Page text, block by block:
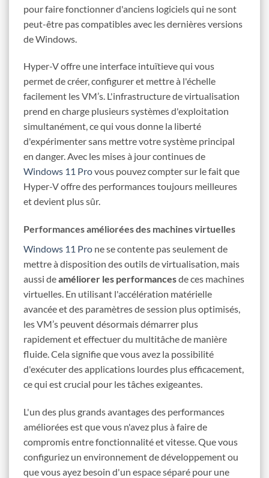
pour faire fonctionner d'anciens logiciels qui ne sont
peut-être pas compatibles avec les dernières versions
de Windows.
Hyper-V offre une interface intuïtieve qui vous
permet de créer, configurer et mettre à l'échelle
facilement les VM’s. L'infrastructure de virtualisation
prend en charge plusieurs systèmes d'exploitation
simultanément, ce qui vous donne la liberté
d'expérimenter sans mettre votre système principal
en danger. Avec les mises à jour continues de
Windows 11 Provous pouvez compter sur le fait que
Hyper-V offre des performances toujours meilleures
et devient plus sûr.
Performances améliorées des machines virtuelles
Windows 11 Pro ne se contente pas seulement de
mettre à disposition des outils de virtualisation, mais
aussi deaméliorer les performancesde ces machines
virtuelles. En utilisant l'accélération matérielle
avancée et des paramètres de session plus optimisés,
les VM’s peuvent désormais démarrer plus
rapidement et effectuer du multitâche de manière
fluide. Cela signifie que vous avez la possibilité
d'exécuter des applications lourdes plus efficacement,
ce qui est crucial pour les tâches exigeantes.
L'un des plus grands avantages des performances
améliorées est que vous n'avez plus à faire de
compromis entre fonctionnalité et vitesse. Que vous
configuriez un environnement de développement ou
que vous ayez besoin d'un espace séparé pour une